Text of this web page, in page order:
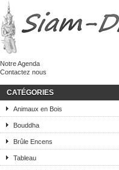
Notre Agenda
Contactez nous
CATÉGORIES
Animaux en Bois
Bouddha
Brûle Encens
Tableau